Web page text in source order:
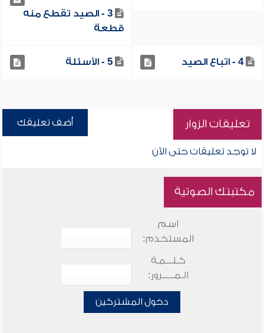
3 - الصيد تقطع منه
قطعة
4 - اتباع الصيد 5 - الأسئلة
تعليقات الزوار أضف تعليقك
لا توجد تعليقات حتى الآن
مكتبتك الصوتية
اسم
المستخدم:
كـلـــمـة
الـمـــــرور:
دخول المشتركين